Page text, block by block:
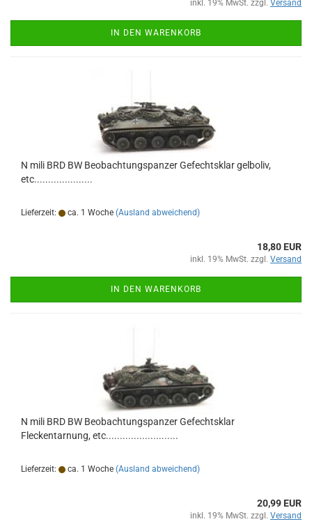
inkl. 19% MwSt. zzgl. Versand
IN DEN WARENKORB
N mili BRD BW Beobachtungspanzer Gefechtsklar gelboliv,
etc.....................
Lieferzeit: ca. 1 Woche (Ausland abweichend)
18,80 EUR
inkl. 19% MwSt. zzgl. Versand
IN DEN WARENKORB
N mili BRD BW Beobachtungspanzer Gefechtsklar
Fleckentarnung, etc..........................
Lieferzeit: ca. 1 Woche (Ausland abweichend)
20,99 EUR
inkl. 19% MwSt. zzgl. Versand